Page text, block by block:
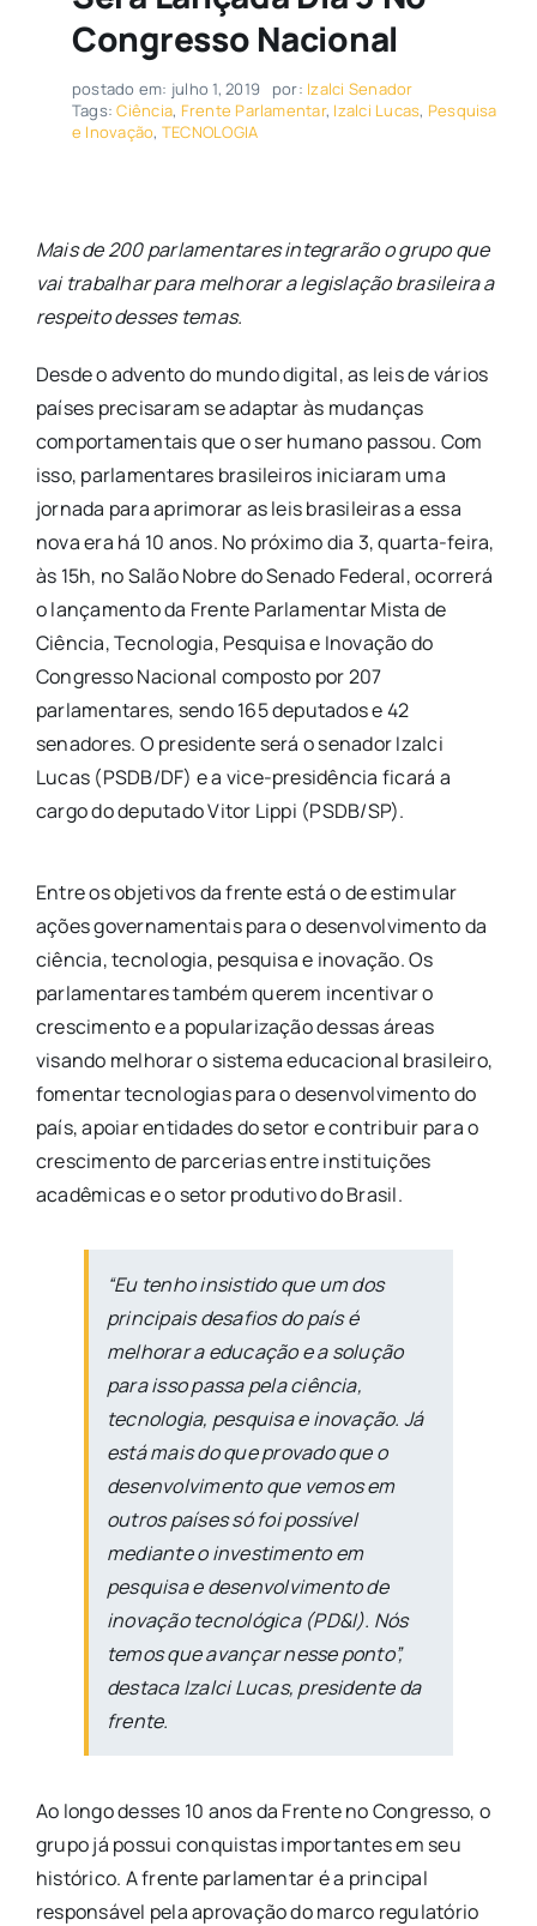
Congresso Nacional
postado em: julho 1, 2019 por: Izalci Senador
Tags:Ciência, Frente Parlamentar, Izalci Lucas, Pesquisa
e Inovação, TECNOLOGIA
Mais de 200 parlamentares integrarão o grupo que
vai trabalhar para melhorar a legislação brasileira a
respeito desses temas.
Desde o advento do mundo digital, as leis de vários
países precisaram se adaptar às mudanças
comportamentais que o ser humano passou. Com
isso, parlamentares brasileiros iniciaram uma
jornada para aprimorar as leis brasileiras a essa
nova era há 10 anos. No próximo dia 3, quarta-feira,
às 15h, no Salão Nobre do Senado Federal, ocorrerá
o lançamento da Frente Parlamentar Mista de
Ciência, Tecnologia, Pesquisa e Inovação do
Congresso Nacional composto por 207
parlamentares, sendo 165 deputados e 42
senadores. O presidente será o senador Izalci
Lucas (PSDB/DF) e a vice-presidência ficará a
cargo do deputado Vitor Lippi (PSDB/SP).
Entre os objetivos da frente está o de estimular
ações governamentais para o desenvolvimento da
ciência, tecnologia, pesquisa e inovação. Os
parlamentares também querem incentivar o
crescimento e a popularização dessas áreas
visando melhorar o sistema educacional brasileiro,
fomentar tecnologias para o desenvolvimento do
país, apoiar entidades do setor e contribuir para o
crescimento de parcerias entre instituições
acadêmicas e o setor produtivo do Brasil.
“Eu tenho insistido que um dos
principais desafios do país é
melhorar a educação e a solução
para isso passa pela ciência,
tecnologia, pesquisa e inovação. Já
está mais do que provado que o
desenvolvimento que vemos em
outros países só foi possível
mediante o investimento em
pesquisa e desenvolvimento de
inovação tecnológica (PD&I). Nós
temos que avançar nesse ponto”,
destaca Izalci Lucas, presidente da
frente.
Ao longo desses 10 anos da Frente no Congresso, o
grupo já possui conquistas importantes em seu
histórico. A frente parlamentar é a principal
responsável pela aprovação do marco regulatório